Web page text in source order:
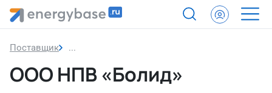
Поставщик ООО НПВ «Болид»
ООО НПВ «Болид»